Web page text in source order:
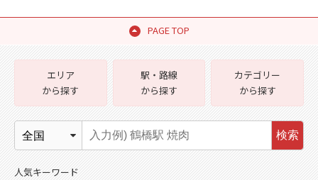
PAGE TOP
エリア
から探す
駅・路線
から探す
カテゴリー
から探す
検索
人気キーワード